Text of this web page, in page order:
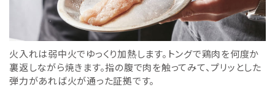
火入れは弱中火でゆっくり加熱します。トングで鶏肉を何度か
裏返しながら焼きます。指の腹で肉を触ってみて、プリッとした
弾力があれば火が通った証拠です。